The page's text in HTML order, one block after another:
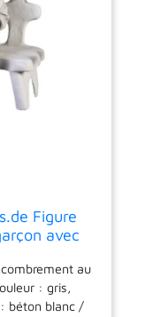
Figure
avec
au
: gris,
béton blanc /